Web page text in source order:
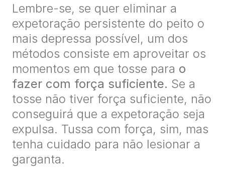
Lembre-se, se quer eliminar a
expetoração persistente do peito o
mais depressa possível, um dos
métodos consiste em aproveitar os
momentos em que tosse para o
fazer com força suficiente. Se a
tosse não tiver força suficiente, não
conseguirá que a expetoração seja
expulsa. Tussa com força, sim, mas
tenha cuidado para não lesionar a
garganta.